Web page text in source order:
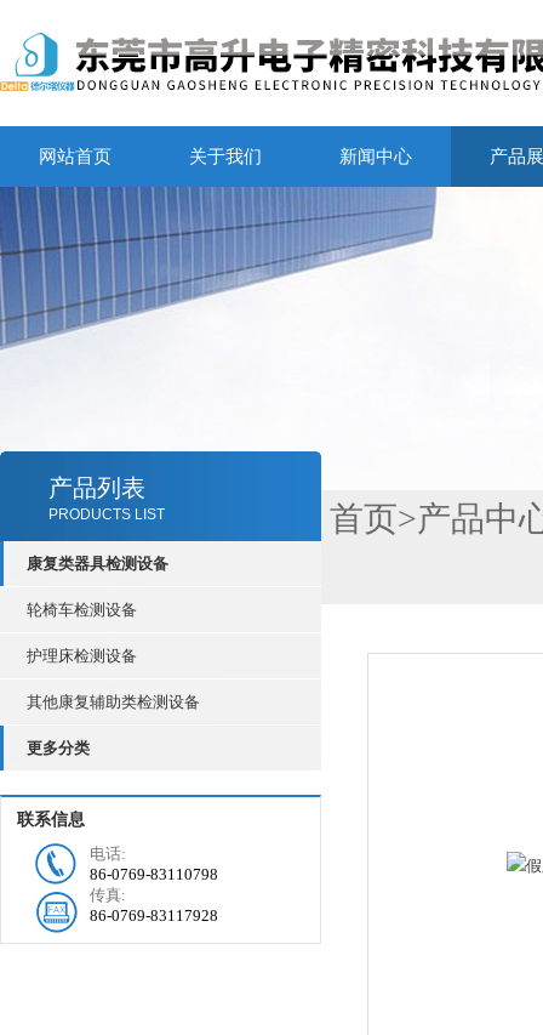
网站首页 关于我们 新闻中心 产品
产品列表
PRODUCTS LIST
康复类器具检测设备
轮椅车检测设备
护理床检测设备
其他康复辅助类检测设备
更多分类
联系信息
电话:
86-0769-83110798
传真:
86-0769-83117928
首页>产品中